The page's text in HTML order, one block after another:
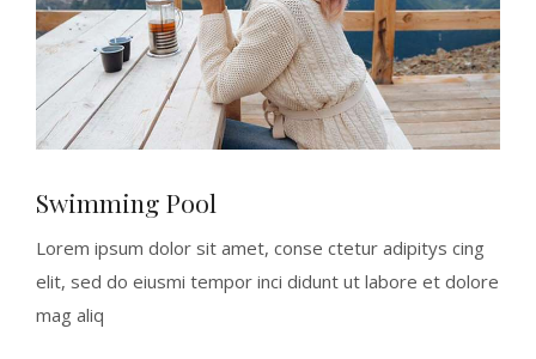
Swimming Pool
Lorem ipsum dolor sit amet, conse ctetur adipitys cing
elit, sed do eiusmi tempor inci didunt ut labore et dolore
mag aliq